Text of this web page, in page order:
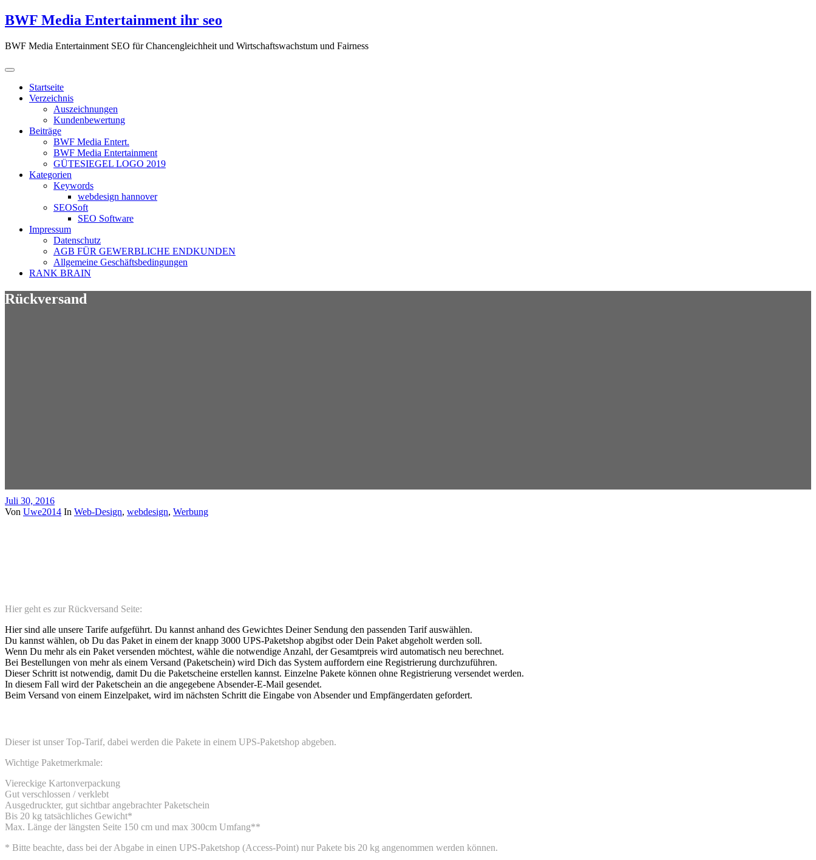
Zum
Inhalt
BWF Media Entertainment ihr seo
BWF Media Entertainment SEO für Chancengleichheit und Wirtschaftswachstum und Fairness
Startseite
Verzeichnis
Auszeichnungen
Kundenbewertung
Beiträge
BWF Media Entert.
BWF Media Entertainment
GÜTESIEGEL LOGO 2019
Kategorien
Keywords
webdesign hannover
SEOSoft
SEO Software
Impressum
Datenschutz
AGB FÜR GEWERBLICHE ENDKUNDEN
Allgemeine Geschäftsbedingungen
RANK BRAIN
Rückversand
Juli 30, 2016
Von Uwe2014 In Web-Design, webdesign, Werbung
Hier geht es zur Rückversand Seite:
Hier sind alle unsere Tarife aufgeführt. Du kannst anhand des Gewichtes Deiner Sendung den passenden Tarif auswählen.
Du kannst wählen, ob Du das Paket in einem der knapp 3000 UPS-Paketshop abgibst oder Dein Paket abgeholt werden soll.
Wenn Du mehr als ein Paket versenden möchtest, wähle die notwendige Anzahl, der Gesamtpreis wird automatisch neu berechnet.
Bei Bestellungen von mehr als einem Versand (Paketschein) wird Dich das System auffordern eine Registrierung durchzuführen.
Dieser Schritt ist notwendig, damit Du die Paketscheine erstellen kannst. Einzelne Pakete können ohne Registrierung versendet werden.
In diesem Fall wird der Paketschein an die angegebene Absender-E-Mail gesendet.
Beim Versand von einem Einzelpaket, wird im nächsten Schritt die Eingabe von Absender und Empfängerdaten gefordert.
Dieser ist unser Top-Tarif, dabei werden die Pakete in einem UPS-Paketshop abgeben.
Wichtige Paketmerkmale:
Viereckige Kartonverpackung
Gut verschlossen / verklebt
Ausgedruckter, gut sichtbar angebrachter Paketschein
Bis 20 kg tatsächliches Gewicht*
Max. Länge der längsten Seite 150 cm und max 300cm Umfang**
* Bitte beachte, dass bei der Abgabe in einen UPS-Paketshop (Access-Point) nur Pakete bis 20 kg angenommen werden können.